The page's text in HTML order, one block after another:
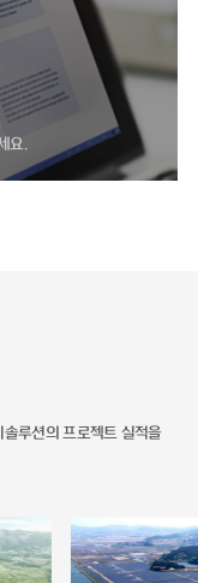
요.
솔루션의 프로젝트 실적을